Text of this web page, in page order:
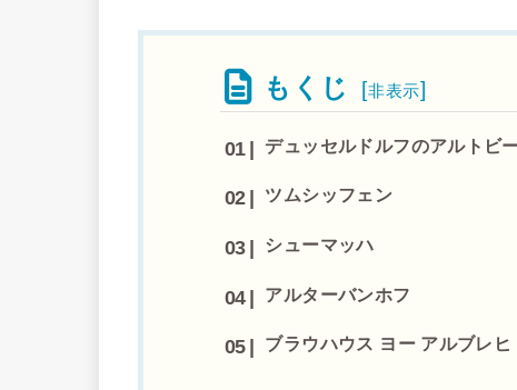
もくじ [非表示]
デュッセルドルフのアルトビ
ツムシッフェン
シューマッハ
アルターバンホフ
ブラウハウス ヨー アルブレヒ